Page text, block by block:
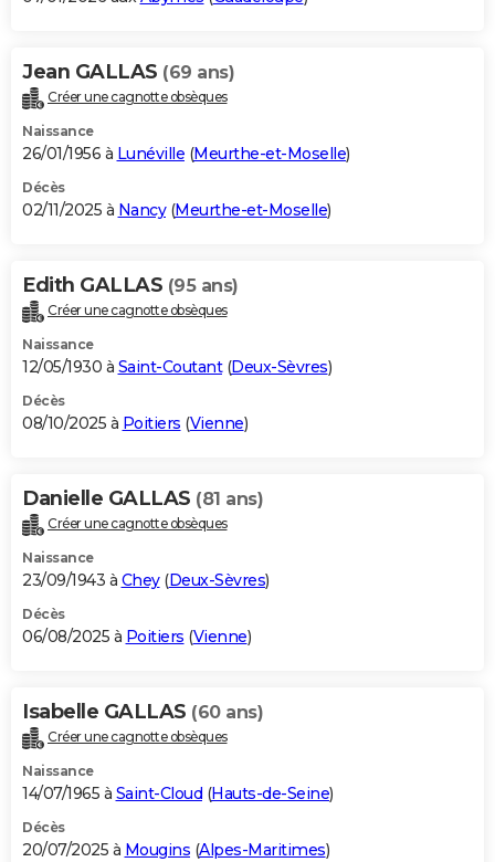
Jean GALLAS (69 ans)
Créer une cagnotte obsèques
Naissance
26/01/1956 à Lunéville (Meurthe-et-Moselle)
Décès
02/11/2025 à Nancy(Meurthe-et-Moselle)
Edith GALLAS (95 ans)
Créer une cagnotte obsèques
Naissance
12/05/1930 à Saint-Coutant(Deux-Sèvres)
Décès
08/10/2025 à Poitiers (Vienne)
Danielle GALLAS (81 ans)
Créer une cagnotte obsèques
Naissance
23/09/1943 à Chey(Deux-Sèvres)
Décès
06/08/2025 à Poitiers (Vienne)
Isabelle GALLAS (60 ans)
Créer une cagnotte obsèques
Naissance
14/07/1965 à Saint-Cloud (Hauts-de-Seine)
Décès
20/07/2025 à Mougins (Alpes-Maritimes)